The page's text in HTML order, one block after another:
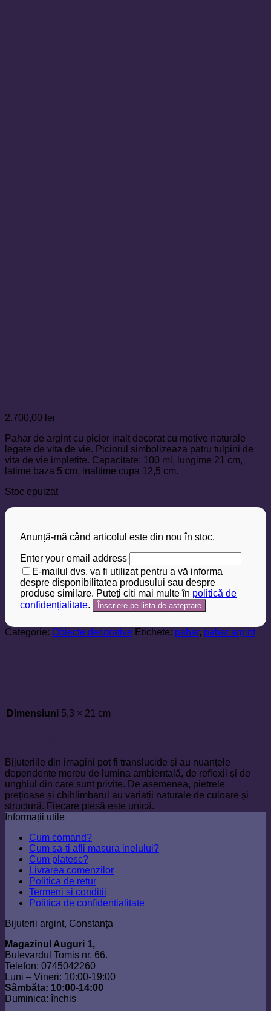
2.700,00 lei
Pahar de argint cu picior inalt decorat cu motive naturale
legate de vita de vie. Piciorul simbolizeaza patru tulpini de
vita de vie impletite. Capacitate: 100 ml, lungime 21 cm,
latime baza 5 cm, inaltime cupa 12,5 cm.
Stoc epuizat
Anunță-mă când articolul este din nou în stoc.
Enter your email address
E-mailul dvs. va fi utilizat pentru a vă informa
despre disponibilitatea produsului sau despre
produse similare. Puteți citi mai multe în politică de
confidențialitate.
Categorie: Obiecte decorative Etichete: pahar, pahar argint
Dimensiuni 5,3 × 21 cm
Bijuteriile din imagini pot fi translucide și au nuanțele
dependente mereu de lumina ambientală, de reflexii și de
unghiul din care sunt privite. De asemenea, pietrele
prețioase și chihlimbarul au variații naturale de culoare și
structură. Fiecare piesă este unică.
Informații utile
Cum comand?
Cum sa-ti afli masura inelului?
Cum platesc?
Livrarea comenzilor
Politica de retur
Termeni si conditii
Politica de confidentialitate
Bijuterii argint, Constanța
Magazinul Auguri 1,
Bulevardul Tomis nr. 66.
Telefon: 0745042260
Luni – Vineri: 10:00-19:00
Sâmbăta: 10:00-14:00
Duminica: închis